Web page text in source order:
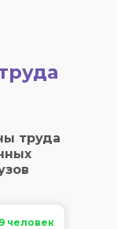
труда
человек